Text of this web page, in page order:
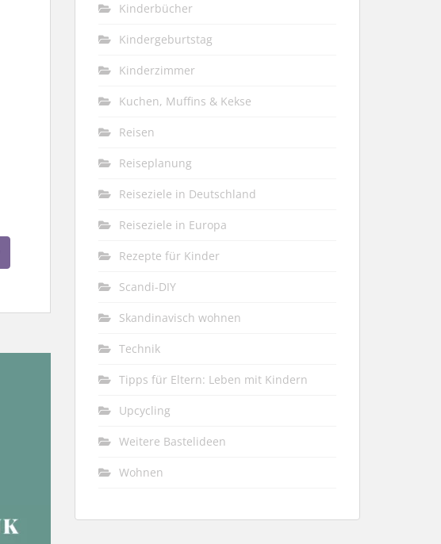
Kinderbücher
Kindergeburtstag
Kinderzimmer
Kuchen, Muffins & Kekse
Reisen
Reiseplanung
Reiseziele in Deutschland
Reiseziele in Europa
Rezepte für Kinder
Scandi-DIY
Skandinavisch wohnen
Technik
Tipps für Eltern: Leben mit Kindern
Upcycling
Weitere Bastelideen
Wohnen